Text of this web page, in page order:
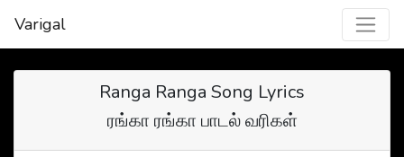
Varigal
Ranga Ranga Song Lyrics
ரங்கா ரங்கா பாடல் வரிகள்